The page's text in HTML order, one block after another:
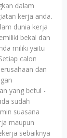
dalam
kerja anda.
dunia kerja
bekal dan
miliki yaitu
calon
dan
yang betul -
sudah
suasana
maupun
sebaiknya